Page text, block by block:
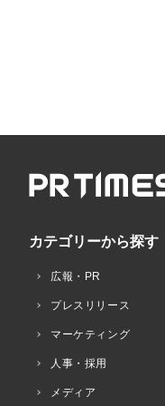
カテゴリーから探す
広報・PR
プレスリリース
マーケティング
人事・採用
メディア